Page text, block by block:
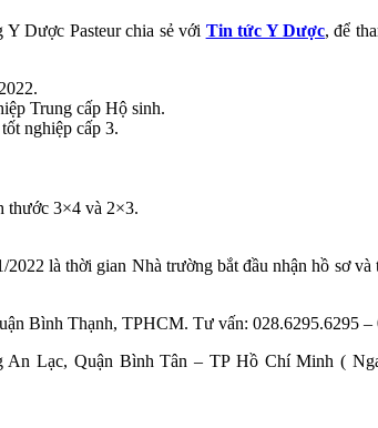
Dược Pasteur chia sẻ với Tin tức Y Dược, để
Trung cấp Hộ sinh.
nghiệp cấp 3.
thước 3×4 và 2×3.
là thời gian Nhà trường bắt đầu nhận hồ sơ
Bình Thạnh, TPHCM. Tư vấn: 028.6295.6295 –
Lạc, Quận Bình Tân – TP Hồ Chí Minh (